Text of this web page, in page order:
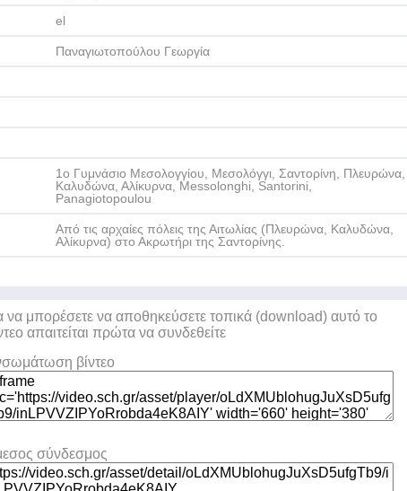
el
Παναγιωτοπούλου Γεωργία
1ο Γυμνάσιο Μεσολογγίου, Μεσολόγγι, Σαντορίνη, Πλευρώνα,
Καλυδώνα, Αλίκυρνα, Messolonghi, Santorini,
Panagiotopoulou
Από τις αρχαίες πόλεις της Αιτωλίας (Πλευρώνα, Καλυδώνα,
Αλίκυρνα) στο Ακρωτήρι της Σαντορίνης.
να μπορέσετε να αποθηκεύσετε τοπικά (download) αυτό το
απαιτείται πρώτα να συνδεθείτε
βίντεο
σύνδεσμος